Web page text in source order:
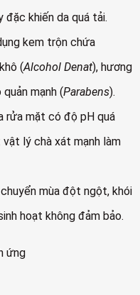
đặc khiến da quá tải.
kem trộn chứa
(Alcohol Denat), hương
mạnh (Parabens).
rửa mặt có độ pH quá
lý chà xát mạnh làm
mùa đột ngột, khói
hoạt không đảm bảo.